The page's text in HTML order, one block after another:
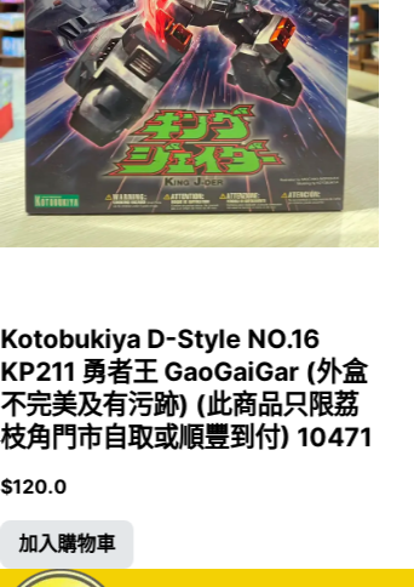
Kotobukiya D-Style NO.16
KP211 勇者王 GaoGaiGar (外盒
不完美及有污跡) (此商品只限荔
枝角門市自取或順豐到付) 10471
$120.0
加入購物車